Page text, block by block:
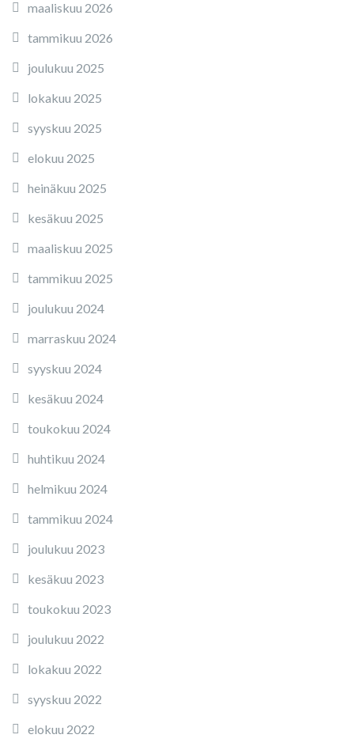
maaliskuu 2026
tammikuu 2026
joulukuu 2025
lokakuu 2025
syyskuu 2025
elokuu 2025
heinäkuu 2025
kesäkuu 2025
maaliskuu 2025
tammikuu 2025
joulukuu 2024
marraskuu 2024
syyskuu 2024
kesäkuu 2024
toukokuu 2024
huhtikuu 2024
helmikuu 2024
tammikuu 2024
joulukuu 2023
kesäkuu 2023
toukokuu 2023
joulukuu 2022
lokakuu 2022
syyskuu 2022
elokuu 2022